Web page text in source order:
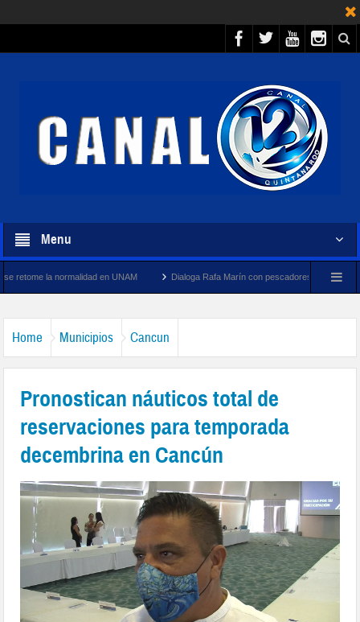
Menu
en UNAM Dialoga Rafa Marín con pescadores y cooperativistas turísticos
Home Municipios Cancun
Pronostican náuticos total de
reservaciones para temporada
decembrina en Cancún